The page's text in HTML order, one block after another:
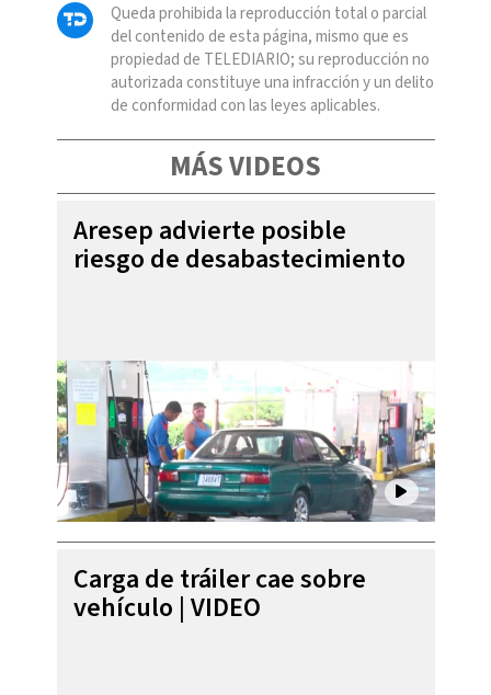
Queda prohibida la reproducción total o parcial
del contenido de esta página, mismo que es
propiedad de TELEDIARIO; su reproducción no
autorizada constituye una infracción y un delito
de conformidad con las leyes aplicables.
MÁS VIDEOS
Aresep advierte posible
riesgo de desabastecimiento
Carga de tráiler cae sobre
vehículo | VIDEO